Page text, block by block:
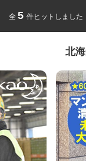
全 5 件ヒットしました
北